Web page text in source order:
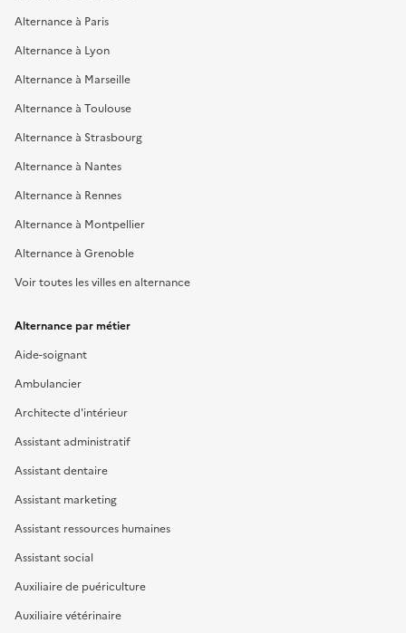
Alternance à Paris
Alternance à Lyon
Alternance à Marseille
Alternance à Toulouse
Alternance à Strasbourg
Alternance à Nantes
Alternance à Rennes
Alternance à Montpellier
Alternance à Grenoble
Voir toutes les villes en alternance
Alternance par métier
Aide-soignant
Ambulancier
Architecte d'intérieur
Assistant administratif
Assistant dentaire
Assistant marketing
Assistant ressources humaines
Assistant social
Auxiliaire de puériculture
Auxiliaire vétérinaire